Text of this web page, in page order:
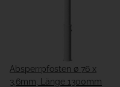
Absperrpfosten ø 76 x
3,6mm, Länge 1300mm